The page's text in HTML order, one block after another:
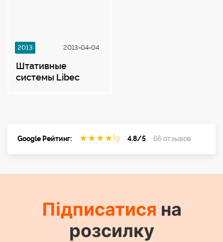
2013 2013-04-04
Штативные
системы Libec
Google Рейтинг: ★ ★ ★ ★½ 4.8/5 66 отзывов
Підписатися на
розсилку